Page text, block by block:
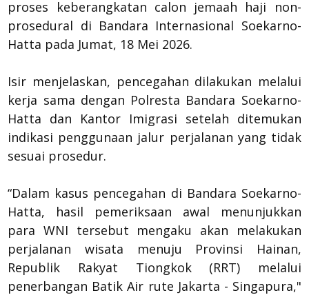
proses keberangkatan calon jemaah haji non-
prosedural di Bandara Internasional Soekarno-
Hatta pada Jumat, 18 Mei 2026.
Isir menjelaskan, pencegahan dilakukan melalui
kerja sama dengan Polresta Bandara Soekarno-
Hatta dan Kantor Imigrasi setelah ditemukan
indikasi penggunaan jalur perjalanan yang tidak
sesuai prosedur.
“Dalam kasus pencegahan di Bandara Soekarno-
Hatta, hasil pemeriksaan awal menunjukkan
para WNI tersebut mengaku akan melakukan
perjalanan wisata menuju Provinsi Hainan,
Republik Rakyat Tiongkok (RRT) melalui
penerbangan Batik Air rute Jakarta - Singapura,"